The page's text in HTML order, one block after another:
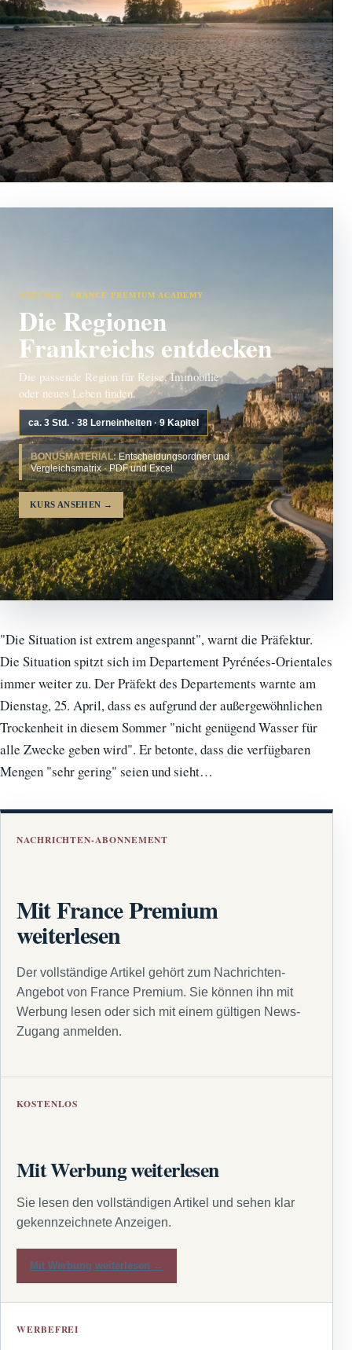
ANZEIGE · FRANCE PREMIUM ACADEMY
Die Regionen
Frankreichs entdecken
Die passende Region für Reise, Immobilie
oder neues Leben finden.
ca. 3 Std. · 38 Lerneinheiten · 9 Kapitel
BONUSMATERIAL:Entscheidungsordner und
Vergleichsmatrix · PDF und Excel
KURS ANSEHEN →
"Die Situation ist extrem angespannt", warnt die Präfektur.
Die Situation spitzt sich im Departement Pyrénées-Orientales
immer weiter zu. Der Präfekt des Departements warnte am
Dienstag, 25. April, dass es aufgrund der außergewöhnlichen
Trockenheit in diesem Sommer "nicht genügend Wasser für
alle Zwecke geben wird". Er betonte, dass die verfügbaren
Mengen "sehr gering" seien und sieht…
NACHRICHTEN-ABONNEMENT
Mit France Premium
weiterlesen
Der vollständige Artikel gehört zum Nachrichten-
Angebot von France Premium. Sie können ihn mit
Werbung lesen oder sich mit einem gültigen News-
Zugang anmelden.
KOSTENLOS
Mit Werbung weiterlesen
Sie lesen den vollständigen Artikel und sehen klar
gekennzeichnete Anzeigen.
Mit Werbung weiterlesen →
WERBEFREI